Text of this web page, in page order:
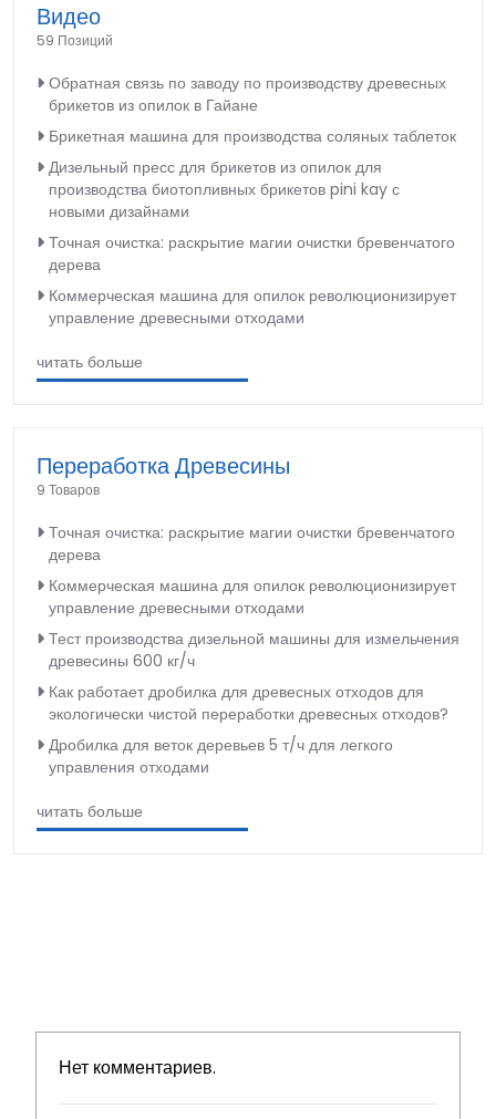
Видео
59 Позиций
Обратная связь по заводу по производству древесных
брикетов из опилок в Гайане
Брикетная машина для производства соляных таблеток
Дизельный пресс для брикетов из опилок для
производства биотопливных брикетов pini kay с
новыми дизайнами
Точная очистка: раскрытие магии очистки бревенчатого
дерева
Коммерческая машина для опилок революционизирует
управление древесными отходами
читать больше
Переработка Древесины
9 Товаров
Точная очистка: раскрытие магии очистки бревенчатого
дерева
Коммерческая машина для опилок революционизирует
управление древесными отходами
Тест производства дизельной машины для измельчения
древесины 600 кг/ч
Как работает дробилка для древесных отходов для
экологически чистой переработки древесных отходов?
Дробилка для веток деревьев 5 т/ч для легкого
управления отходами
читать больше
Нет комментариев.